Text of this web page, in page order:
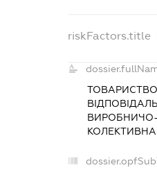
riskFactors.title
КОЛЕКТИВНА